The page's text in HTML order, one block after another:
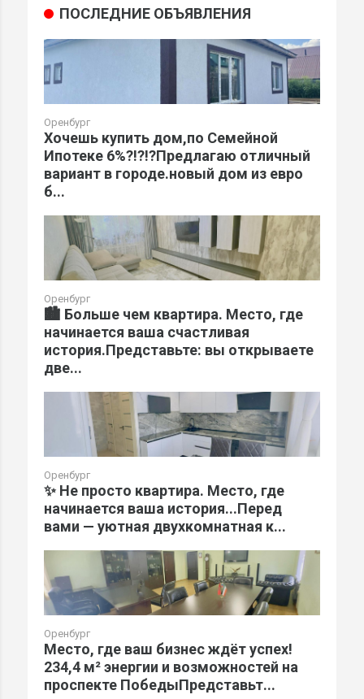
ПОСЛЕДНИЕ ОБЪЯВЛЕНИЯ
Оренбург
Хочешь купить дом,по Семейной
Ипотеке 6%?!?!?Предлагаю отличный
вариант в городе.новый дом из евро
б...
Оренбург
🏙️ Больше чем квартира. Место, где
начинается ваша счастливая
история.Представьте: вы открываете
две...
Оренбург
✨ Не просто квартира. Место, где
начинается ваша история...Перед
вами — уютная двухкомнатная к...
Оренбург
Место, где ваш бизнес ждёт успех!
234,4 м² энергии и возможностей на
проспекте ПобедыПредставьт...